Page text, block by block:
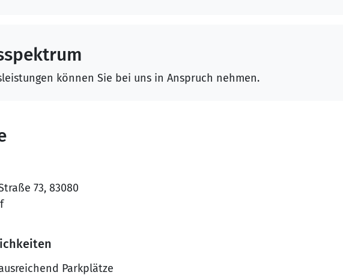
können Sie bei uns in Anspruch nehmen.
73, 83080
Parkplätze